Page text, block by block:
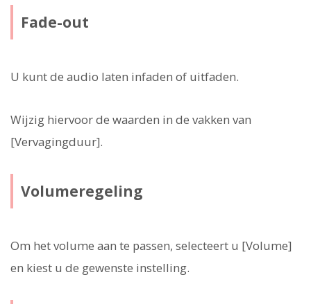
Fade-out
U kunt de audio laten infaden of uitfaden.
Wijzig hiervoor de waarden in de vakken van
[Vervagingduur].
Volumeregeling
Om het volume aan te passen, selecteert u [Volume]
en kiest u de gewenste instelling.